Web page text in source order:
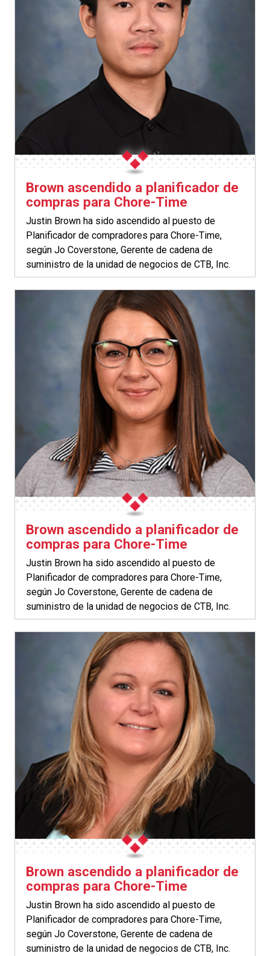
Brown ascendido a planificador de
compras para Chore-Time
Justin Brown ha sido ascendido al puesto de
Planificador de compradores para Chore-Time,
según Jo Coverstone, Gerente de cadena de
suministro de la unidad de negocios de CTB, Inc.
Brown ascendido a planificador de
compras para Chore-Time
Justin Brown ha sido ascendido al puesto de
Planificador de compradores para Chore-Time,
según Jo Coverstone, Gerente de cadena de
suministro de la unidad de negocios de CTB, Inc.
Brown ascendido a planificador de
compras para Chore-Time
Justin Brown ha sido ascendido al puesto de
Planificador de compradores para Chore-Time,
según Jo Coverstone, Gerente de cadena de
suministro de la unidad de negocios de CTB, Inc.